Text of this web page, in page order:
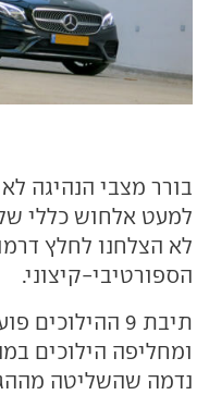
בורר מצבי הנהיגה
למעט אלחוש כללי
לא הצלחנו לחלץ
הספורטיבי-קיצוני.
תיבת 9
ומחליפה הילוכים
נדמה שהשליטה